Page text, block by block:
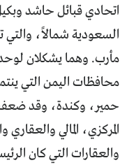
اتحادي قبائل حاشد
السعودية شمالاً،
محافظات اليمن التي
حمير، وكندة، وقد ضعفت
المركزي، المالي
والعقارات التي كان